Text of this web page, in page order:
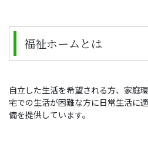
福祉ホームとは
自立した生活を希望される方、家庭
宅での生活が困難な方に日常生活に
備を提供しています。